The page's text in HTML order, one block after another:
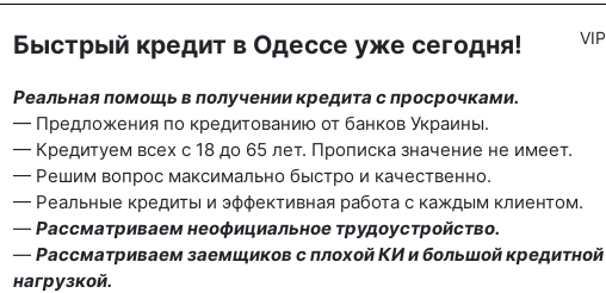
Быстрый кредит в Одессе уже сегодня!
Реальная помощь в получении кредита с просрочками.
— Предложения по кредитованию от банков Украины.
— Кредитуем всех с 18 до 65 лет. Прописка значение не имеет.
— Решим вопрос максимально быстро и качественно.
— Реальные кредиты и эффективная работа с каждым клиентом.
— Рассматриваем неофициальное трудоустройство.
— Рассматриваем заемщиков с плохой КИ и большой кредитной
нагрузкой.
VIP